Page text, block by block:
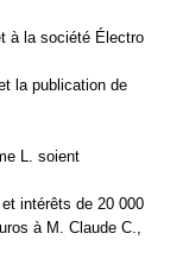
à la société Électro
la publication de
L. soient
intérêts de 20 000
à M. Claude C.,